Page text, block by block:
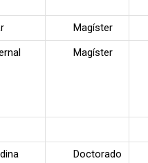
Magíster
Magíster
Doctorado